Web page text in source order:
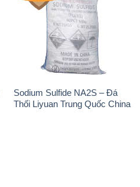
Sodium Sulfide NA2S – Đá
Thối Liyuan Trung Quốc China